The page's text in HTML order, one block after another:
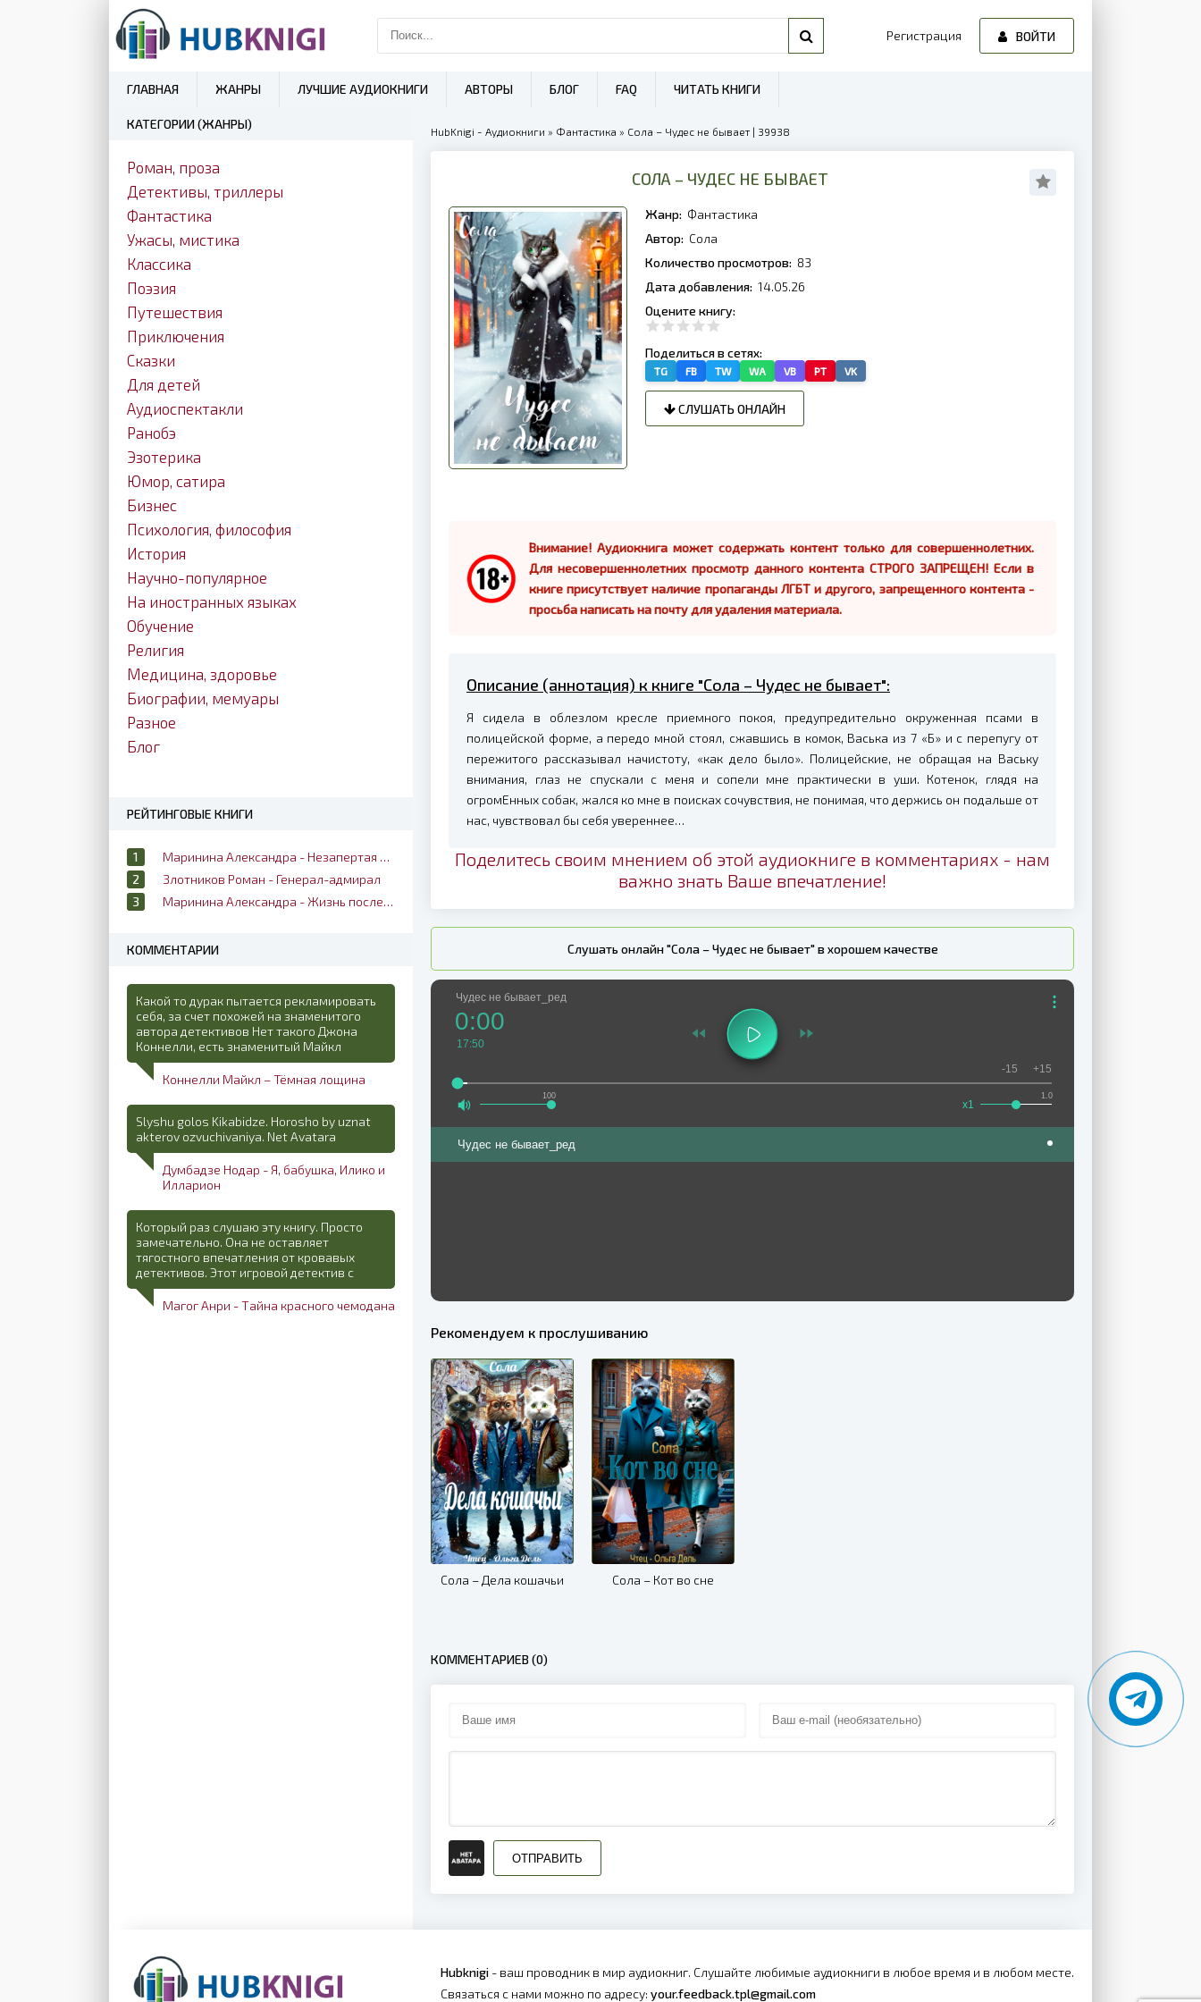
Регистрация ВОЙТИ
ГЛАВНАЯ ЖАНРЫ ЛУЧШИЕ АУДИОКНИГИ АВТОРЫ БЛОГ FAQ ЧИТАТЬ КНИГИ
HubKnigi - Аудиокниги » Фантастика » Сола – Чудес не бывает | 39938
СОЛА – ЧУДЕС НЕ БЫВАЕТ
Жанр: Фантастика
Автор: Сола
Количество просмотров: 83
Дата добавления: 14.05.26
Оцените книгу:
Поделиться в сетях:
TG FB TW WA VB PT VK
СЛУШАТЬ ОНЛАЙН
Внимание! Аудиокнига может содержать контент только для совершеннолетних.
Для несовершеннолетних просмотр данного контента СТРОГО ЗАПРЕЩЕН! Если в
книге присутствует наличие пропаганды ЛГБТ и другого, запрещенного контента -
просьба написать на почту для удаления материала.
Описание (аннотация) к книге "Сола – Чудес не бывает":
Я сидела в облезлом кресле приемного покоя, предупредительно окруженная псами в
полицейской форме, а передо мной стоял, сжавшись в комок, Васька из 7 «Б» и с перепугу от
пережитого рассказывал начистоту, «как дело было». Полицейские, не обращая на Ваську
внимания, глаз не спускали с меня и сопели мне практически в уши. Котенок, глядя на
огромЕнных собак, жался ко мне в поисках сочувствия, не понимая, что держись он подальше от
нас, чувствовал бы себя увереннее…
Поделитесь своим мнением об этой аудиокниге в комментариях - нам
важно знать Ваше впечатление!
Слушать онлайн "Сола – Чудес не бывает" в хорошем качестве
Чудес не бывает_ред
100
0:00
17:50
1.0
x1
-15 +15
Чудес не бывает_ред
Рекомендуем к прослушиванию
Сола – Дела кошачьи Сола – Кот во сне
КОММЕНТАРИЕВ (0)
ОТПРАВИТЬ
КАТЕГОРИИ (ЖАНРЫ)
Роман, проза
Детективы, триллеры
Фантастика
Ужасы, мистика
Классика
Поэзия
Путешествия
Приключения
Сказки
Для детей
Аудиоспектакли
Ранобэ
Эзотерика
Юмор, сатира
Бизнес
Психология, философия
История
Научно-популярное
На иностранных языках
Обучение
Религия
Медицина, здоровье
Биографии, мемуары
Разное
Блог
РЕЙТИНГОВЫЕ КНИГИ
Маринина Александра - Незапертая дверь
Злотников Роман - Генерал-адмирал
Маринина Александра - Жизнь после жизни
КОММЕНТАРИИ
Какой то дурак пытается рекламировать
себя, за счет похожей на знаменитого
автора детективов Нет такого Джона
Коннелли, есть знаменитый Майкл
Коннелли Майкл – Тёмная лощина
Slyshu golos Kikabidze. Horosho by uznat
akterov ozvuchivaniya. Net Avatara
Думбадзе Нодар - Я, бабушка, Илико и
Илларион
Который раз слушаю эту книгу. Просто
замечательно. Она не оставляет
тягостного впечатления от кровавых
детективов. Этот игровой детектив с
Магог Анри - Тайна красного чемодана
Hubknigi - ваш проводник в мир аудиокниг. Слушайте любимые аудиокниги в любое время и в любом месте.
Связаться с нами можно по адресу: your.feedback.tpl@gmail.com